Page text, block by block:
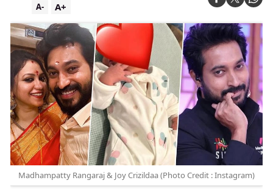
A+
A-
Madhampatty Rangaraj & Joy Crizildaa (Photo Credit : Instagram)